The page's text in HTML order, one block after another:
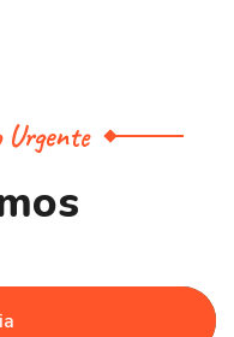
Urgente
os